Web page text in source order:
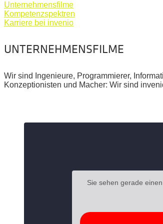
Unternehmensfilme
Kompetenzspektren
Karriere bei invenio
UNTERNEHMENSFILME
Wir sind Ingenieure, Programmierer,
Konzeptionisten und Macher: Wir sind
Sie sehen gerade